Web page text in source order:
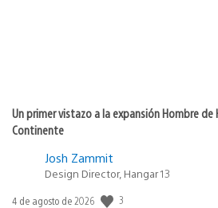
Un primer vistazo a la expansión Hombre de
Continente
Josh Zammit
Design Director, Hangar 13
Fecha
4 de agosto de 2026 3